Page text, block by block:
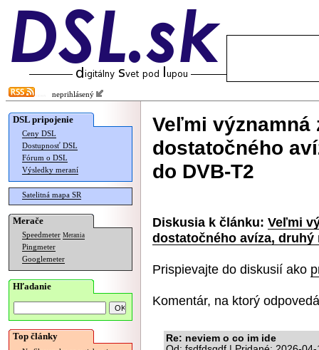
neprihlásený
DSL pripojenie
Ceny DSL
Dostupnosť DSL
Fórum o DSL
Výsledky meraní
Satelitná mapa SR
Merače
Speedmeter Merania
Pingmeter
Googlemeter
Hľadanie
Top články
Veľmi významná
dostatočného
do DVB-T2
Diskusia k článku: Veľmi
dostatočného avíza,
Prispievajte do diskusií ako
Komentár, na ktorý
Re: neviem o co im ide